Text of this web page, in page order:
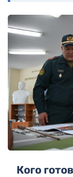
Кого